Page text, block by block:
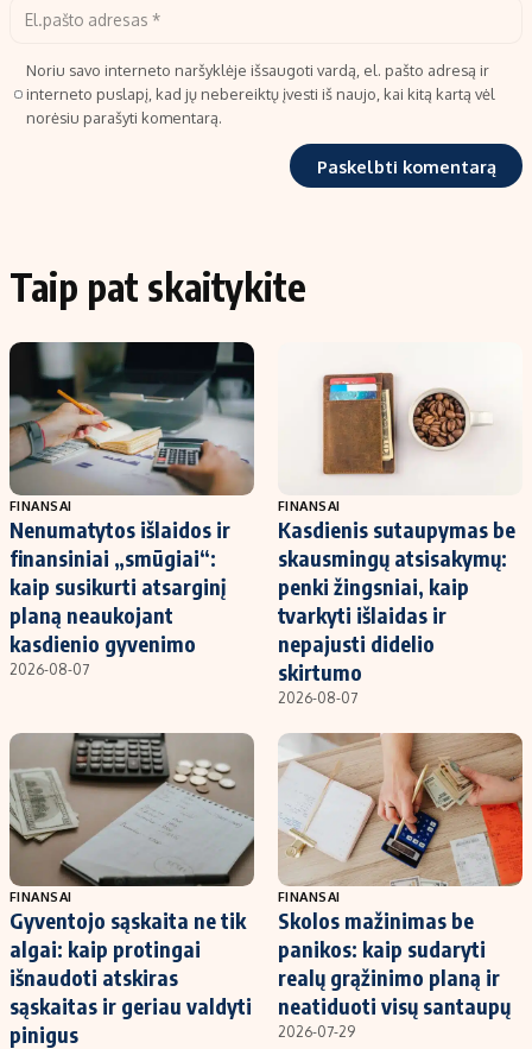
Noriu savo interneto naršyklėje išsaugoti vardą, el. pašto adresą ir
interneto puslapį, kad jų nebereiktų įvesti iš naujo, kai kitą kartą vėl
norėsiu parašyti komentarą.
Taip pat skaitykite
FINANSAI
Nenumatytos išlaidos ir
finansiniai „smūgiai“:
kaip susikurti atsarginį
planą neaukojant
kasdienio gyvenimo
2026-08-07
FINANSAI
Kasdienis sutaupymas be
skausmingų atsisakymų:
penki žingsniai, kaip
tvarkyti išlaidas ir
nepajusti didelio
skirtumo
2026-08-07
FINANSAI
Gyventojo sąskaita ne tik
algai: kaip protingai
išnaudoti atskiras
sąskaitas ir geriau valdyti
pinigus
FINANSAI
Skolos mažinimas be
panikos: kaip sudaryti
realų grąžinimo planą ir
neatiduoti visų santaupų
2026-07-29